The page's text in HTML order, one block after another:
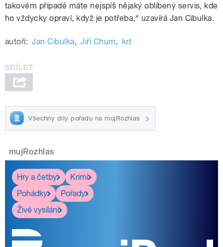
takovém případě máte nejspíš nějaký oblíbený servis, kde
ho vždycky opraví, když je potřeba,“ uzavírá Jan Cibulka.
autoři: Jan Cibulka, Jiří Chum, krt
Všechny díly pořadu na mujRozhlas
mujRozhlas
Hry a četby
Krimi
Pohádky
Pořady
Živé vysílání